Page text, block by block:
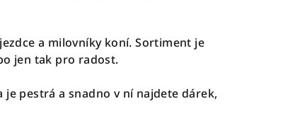
a milovníky koní. Sortiment je
jen tak pro radost.
pestrá a snadno v ní najdete dárek,